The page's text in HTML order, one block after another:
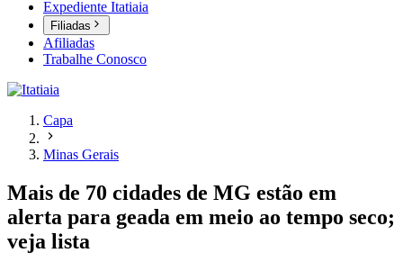
Expediente Itatiaia
Filiadas
Afiliadas
Trabalhe Conosco
Capa
Minas Gerais
Mais de 70 cidades de MG estão em
alerta para geada em meio ao tempo seco;
veja lista